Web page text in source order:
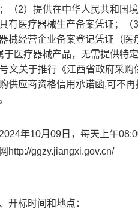
（2）提供在中华人民共和国
有医疗器械生产备案凭证；
械经营企业备案登记凭证（
医疗器械产品，无需提供特
文关于推行《江西省政府采
供应商资格信用承诺函,可不
年10月09日，每天上午
http://ggzy.jiangxi.gov.cn/
开标时间和地点：